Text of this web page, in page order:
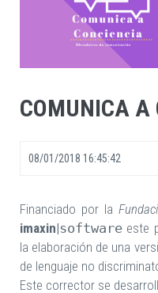
COMUNICA A
08/01/2018 16:45:42
Financiado por la
imaxin|software este
la elaboración de una
de lenguaje no
Este corrector se